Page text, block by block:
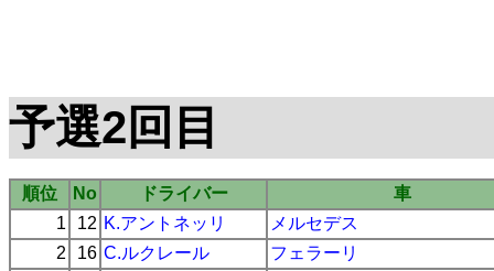
予選2回目
順位 No ドライバー
車
1
12 K.アントネッリ
メルセデス
2
16 C.ルクレール
フェラーリ